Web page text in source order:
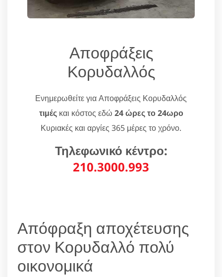
Αποφράξεις
Κορυδαλλός
Ενημερωθείτε για Αποφράξεις Κορυδαλλός
τιμέςκαι κόστος εδώ 24 ώρες το 24ωρο
Κυριακές και αργίες 365 μέρες το χρόνο.
Τηλεφωνικό κέντρο:
210.3000.993
Απόφραξη αποχέτευσης
στον Κορυδαλλό πολύ
οικονομικά